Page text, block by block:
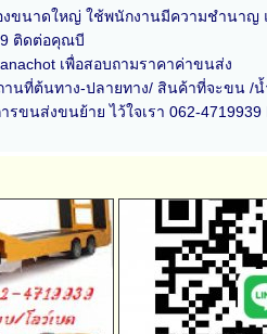
งขนาดใหญ่ ใช้พนักงานมีความชำนา
ติดต่อคุณบี
เพื่อสอบถามราคาค่าขนส่ง
านที่ต้นทาง-ปลายทาง/ สินค้าที่จะขน
รขนส่งขนย้าย ไว้ใจเรา 062-4719939